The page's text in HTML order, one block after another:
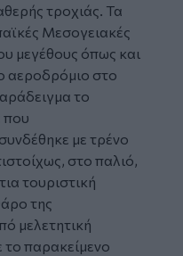
τροχιάς. Τα
Μεσογειακές
μεγέθους όπως και
αεροδρόμιο στο
το
που
με τρένο
στο παλιό,
τουριστική
της
μελετητική
το παρακείμενο